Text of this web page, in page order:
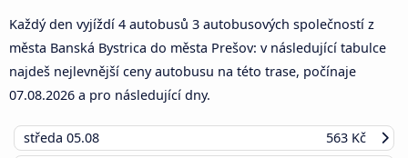
Každý den vyjíždí 4 autobusů 3 autobusových společností z
města Banská Bystrica do města Prešov: v následující tabulce
najdeš nejlevnější ceny autobusu na této trase, počínaje
07.08.2026 a pro následující dny.
středa 05.08
563 Kč